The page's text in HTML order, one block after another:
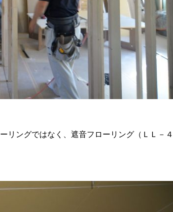
リングではなく、遮音フローリング（ＬＬ－